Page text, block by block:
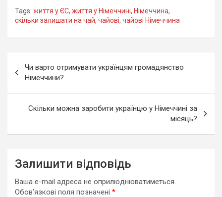
Tags: життя у ЄС, життя у Німеччині, Німеччина,
скільки залишати на чай, чайові, чайові Німеччина
записів
Чи варто отримувати українцям громадянство
Німеччини?
Скільки можна заробити українцю у Німеччині за
місяць?
Залишити відповідь
Ваша e-mail адреса не оприлюднюватиметься.
Обов’язкові поля позначені *